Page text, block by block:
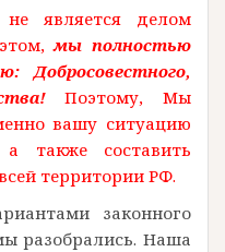
не является делом
мы полностью
Добросовестного,
Поэтому, Мы
вашу ситуацию
также составить
территории РФ.
законного
разобрались. Наша